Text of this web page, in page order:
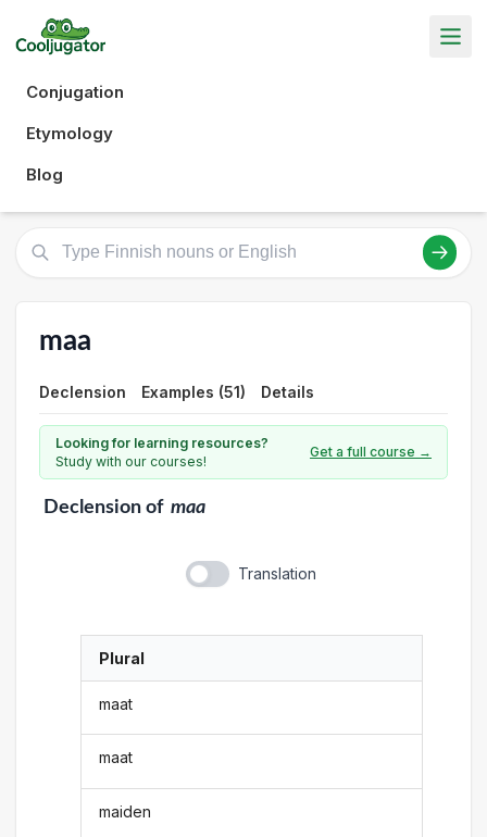
Conjugation
Etymology
Blog
maa
Declension Examples (51) Details
Looking for learning resources?
Study with our courses!
Get a full course →
Declensionof maa
Translation
Plural
maat
maat
maiden